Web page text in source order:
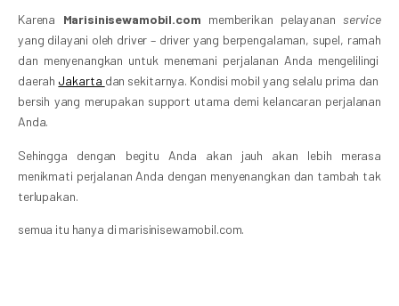
Karena Marisinisewamobil.com memberikan pelayanan service
yang dilayani oleh driver – driver yang berpengalaman, supel, ramah
dan menyenangkan untuk menemani perjalanan Anda mengelilingi
daerah Jakarta dan sekitarnya. Kondisi mobil yang selalu prima dan
bersih yang merupakan support utama demi kelancaran perjalanan
Anda.
Sehingga dengan begitu Anda akan jauh akan lebih merasa
menikmati perjalanan Anda dengan menyenangkan dan tambah tak
terlupakan.
semua itu hanya di marisinisewamobil.com.